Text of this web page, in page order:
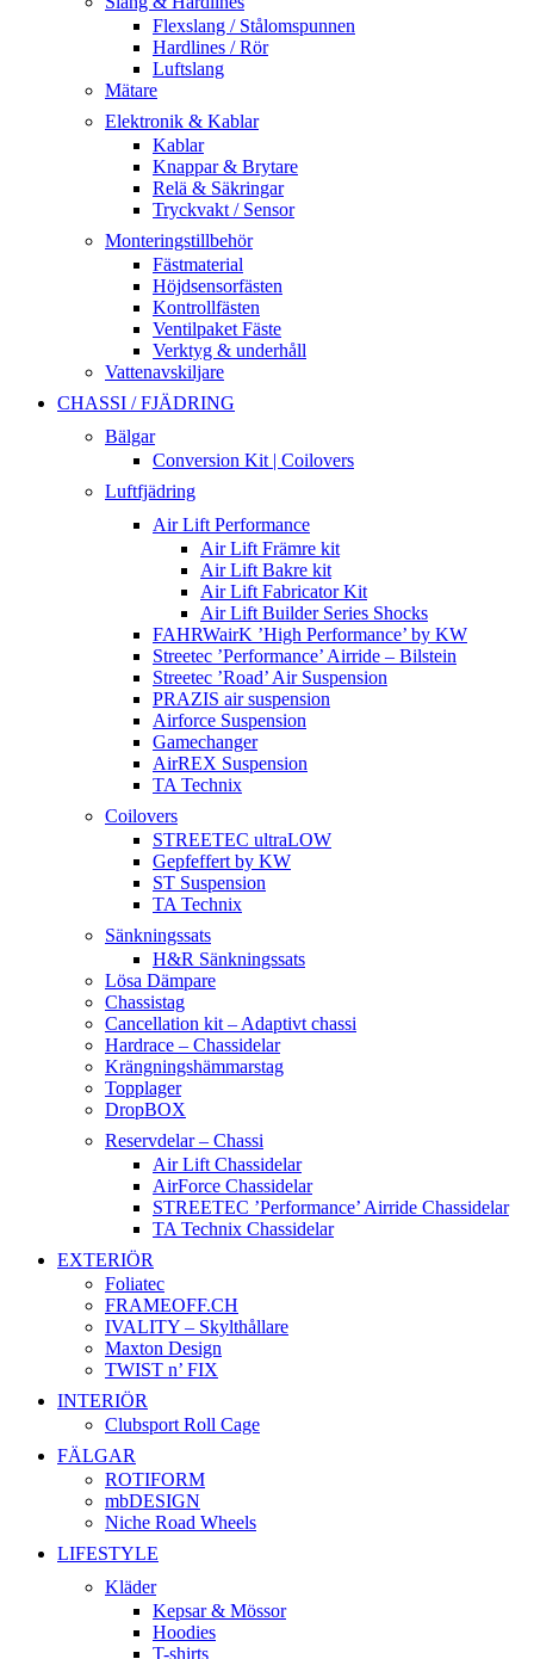
Flexslang / Stålomspunnen
Hardlines / Rör
Luftslang
Mätare
Elektronik & Kablar
Kablar
Knappar & Brytare
Relä & Säkringar
Tryckvakt / Sensor
Monteringstillbehör
Fästmaterial
Höjdsensorfästen
Kontrollfästen
Ventilpaket Fäste
Verktyg & underhåll
Vattenavskiljare
CHASSI / FJÄDRING
Bälgar
Conversion Kit | Coilovers
Luftfjädring
Air Lift Performance
Air Lift Främre kit
Air Lift Bakre kit
Air Lift Fabricator Kit
Air Lift Builder Series Shocks
FAHRWairK ’High Performance’ by KW
Streetec ’Performance’ Airride – Bilstein
Streetec ’Road’ Air Suspension
PRAZIS air suspension
Airforce Suspension
Gamechanger
AirREX Suspension
TA Technix
Coilovers
STREETEC ultraLOW
Gepfeffert by KW
ST Suspension
TA Technix
Sänkningssats
H&R Sänkningssats
Lösa Dämpare
Chassistag
Cancellation kit – Adaptivt chassi
Hardrace – Chassidelar
Krängningshämmarstag
Topplager
DropBOX
Reservdelar – Chassi
Air Lift Chassidelar
AirForce Chassidelar
STREETEC ’Performance’ Airride Chassidelar
TA Technix Chassidelar
EXTERIÖR
Foliatec
FRAMEOFF.CH
IVALITY – Skylthållare
Maxton Design
TWIST n’ FIX
INTERIÖR
Clubsport Roll Cage
FÄLGAR
ROTIFORM
mbDESIGN
Niche Road Wheels
LIFESTYLE
Kläder
Kepsar & Mössor
Hoodies
T-shirts